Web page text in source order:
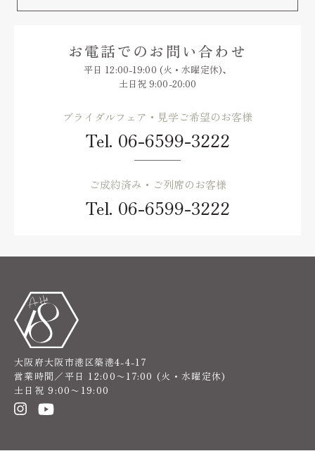
お電話でのお問い合わせ
平日 12:00-19:00 (火・水曜定休)、
土日祝 9:00-20:00
ブライダルフェア・見学ご希望のお客様
Tel. 06-6599-3222
ご成約済み・ご列席のお客様
Tel. 06-6599-3222
大阪府大阪市港区築港4-4-17
営業時間／平日 12:00〜17:00 (火・水曜定休)
土日祝 9:00〜19:00